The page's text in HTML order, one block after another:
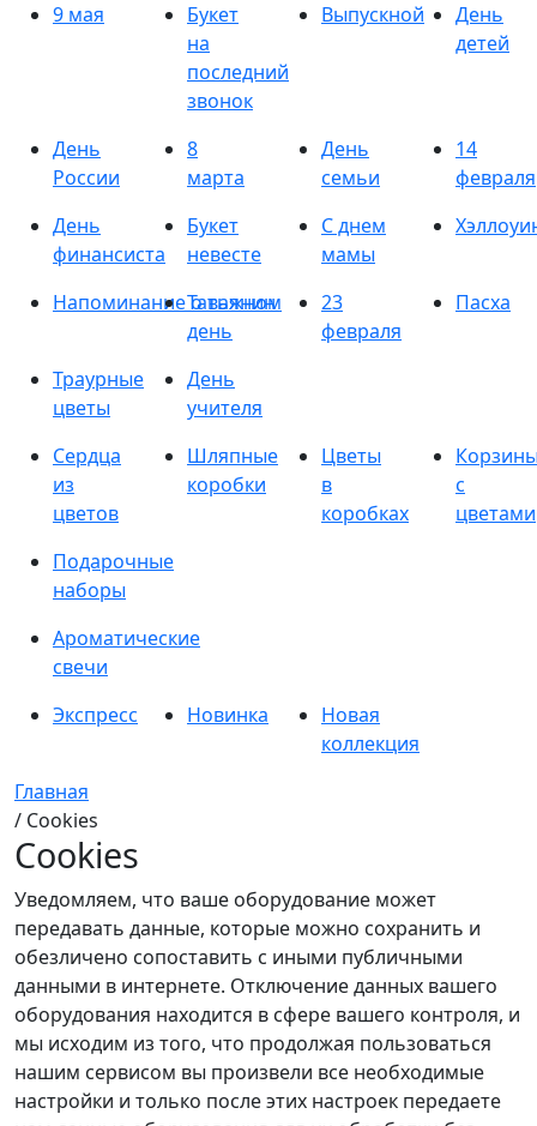
9 мая
Букет
на
последний
звонок
Выпускной
День
детей
День
России
8
марта
День
семьи
14
февраля
День
финансиста
Букет
невесте
С днем
мамы
Напоминание о важном
Татьянин
день
23
февраля
Пасха
Траурные
цветы
День
учителя
Сердца
из
цветов
Шляпные
коробки
Цветы
в
коробках
с
цветами
Подарочные
наборы
Ароматические
свечи
Экспресс
Новинка
Новая
коллекция
Главная
/ Cookies
Cookies
Уведомляем, что ваше оборудование может
передавать данные, которые можно сохранить и
обезличено сопоставить с иными публичными
данными в интернете. Отключение данных вашего
оборудования находится в сфере вашего контроля, и
мы исходим из того, что продолжая пользоваться
нашим сервисом вы произвели все необходимые
настройки и только после этих настроек передаете